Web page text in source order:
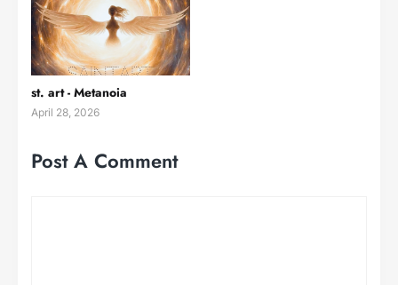
st. art - Metanoia
April 28, 2026
Post A Comment